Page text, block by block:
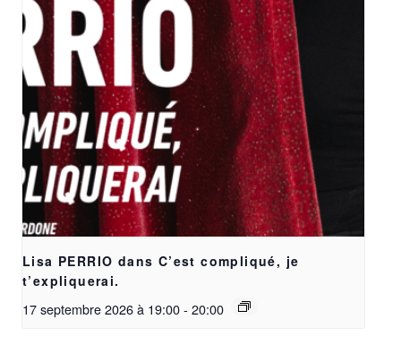
Lisa PERRIO dans C’est compliqué, je
t’expliquerai.
17 septembre 2026 à 19:00- 20:00